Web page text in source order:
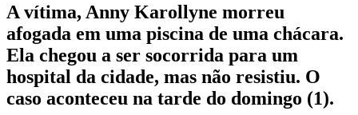
A vítima, Anny Karollyne morreu
afogada em uma piscina de uma chácara.
Ela chegou a ser socorrida para um
hospital da cidade, mas não resistiu. O
caso aconteceu na tarde do domingo (1).